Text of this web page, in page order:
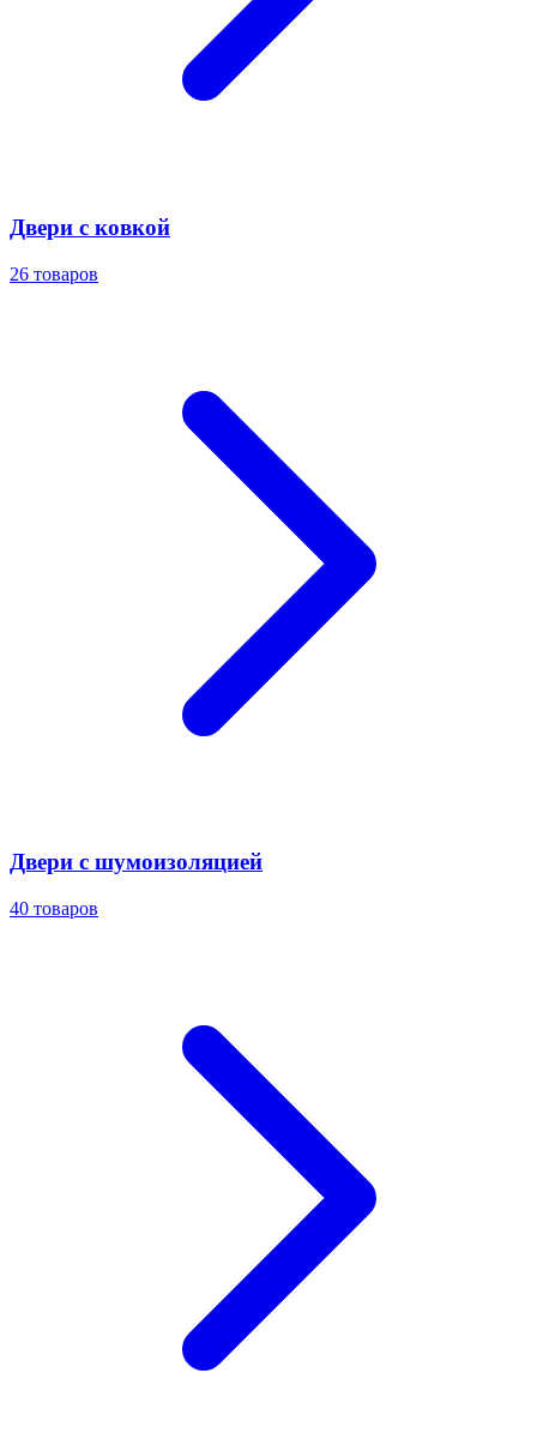
Двери с ковкой
26 товаров
Двери с шумоизоляцией
40 товаров